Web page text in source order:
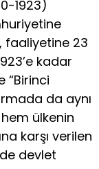
1923)
faaliyetine 23
kadar
“Birinci
da aynı
ülkenin
karşı verilen
devlet